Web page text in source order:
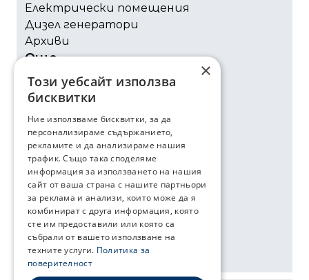
Електрически помещения
Дизел генератори
Архиви
Още
Сертификати
Околна среда
За нас
Контакти
Социални мрежи
Youtube
Facebook
Instagram
×
Този уебсайт използва
бисквитки
Ние използваме бисквитки, за да
персонализираме съдържанието,
рекламите и да анализираме нашия
трафик. Също така споделяме
информация за използването на нашия
сайт от ваша страна с нашите партньори
за реклама и анализи, които може да я
комбинират с друга информация, която
сте им предоставили или която са
събрали от вашето използване на
техните услуги. Политика за
поверителност